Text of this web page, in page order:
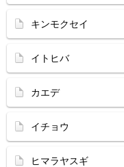
キンモクセイ
イトヒバ
カエデ
イチョウ
ヒマラヤスギ